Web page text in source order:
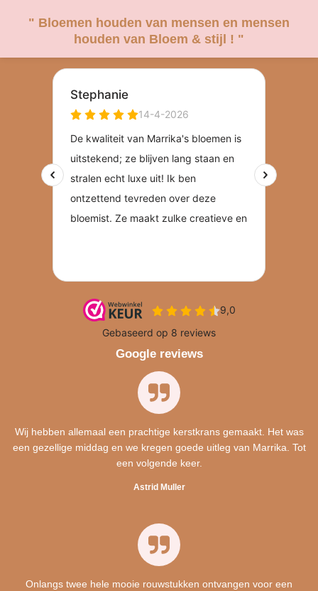
" Bloemen houden van mensen en mensen
houden van Bloem & stijl ! "
Google reviews
Wij hebben allemaal een prachtige kerstkrans gemaakt. Het was
een gezellige middag en we kregen goede uitleg van Marrika. Tot
een volgende keer.
Astrid Muller
Onlangs twee hele mooie rouwstukken ontvangen voor een